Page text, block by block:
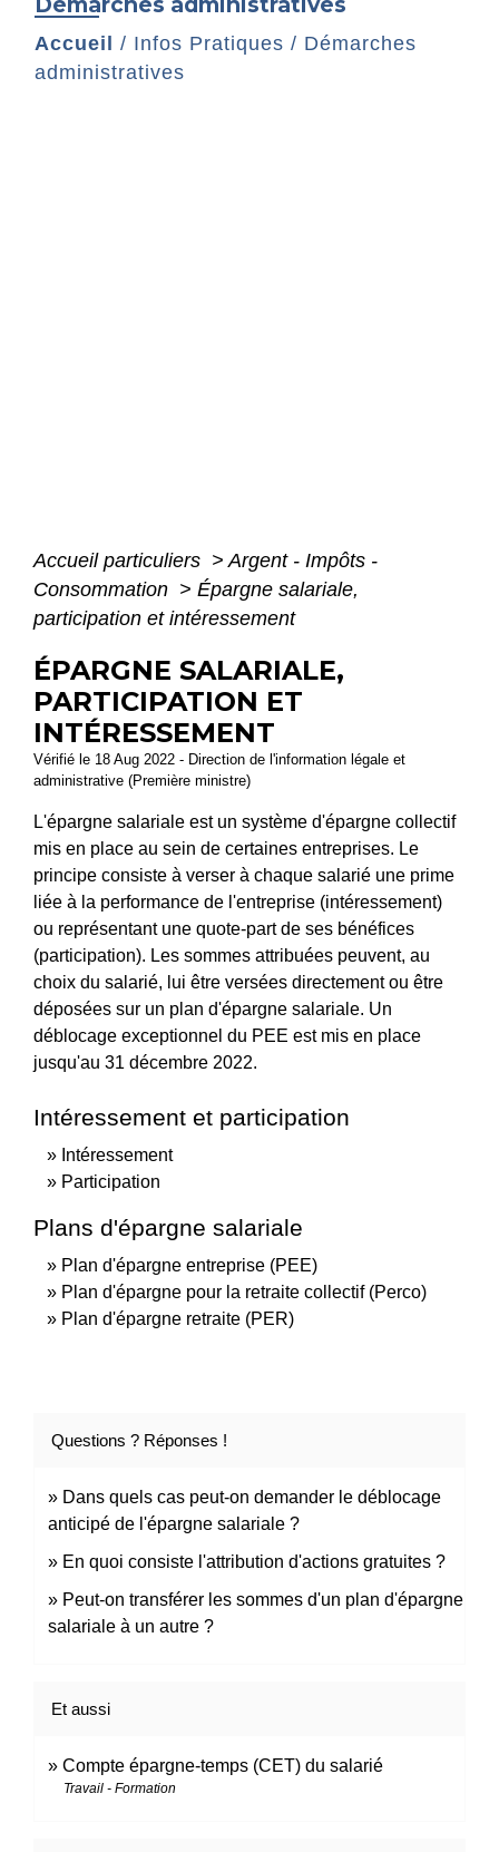
Accueil / Infos Pratiques / Démarches
administratives
Accueil particuliers > Argent - Impôts -
Consommation > Épargne salariale,
participation et intéressement
ÉPARGNE SALARIALE,
PARTICIPATION ET
INTÉRESSEMENT
Vérifié le 18 Aug 2022 - Direction de l'information légale et
administrative (Première ministre)
L'épargne salariale est un système d'épargne collectif
mis en place au sein de certaines entreprises. Le
principe consiste à verser à chaque salarié une prime
liée à la performance de l'entreprise (intéressement)
ou représentant une quote-part de ses bénéfices
(participation). Les sommes attribuées peuvent, au
choix du salarié, lui être versées directement ou être
déposées sur un plan d'épargne salariale. Un
déblocage exceptionnel du PEE est mis en place
jusqu'au 31 décembre 2022.
Intéressement et participation
Intéressement
Participation
Plans d'épargne salariale
Plan d'épargne entreprise (PEE)
Plan d'épargne pour la retraite collectif (Perco)
Plan d'épargne retraite (PER)
Questions ? Réponses !
Dans quels cas peut-on demander le déblocage
anticipé de l'épargne salariale ?
En quoi consiste l'attribution d'actions gratuites ?
Peut-on transférer les sommes d'un plan d'épargne
salariale à un autre ?
Et aussi
Compte épargne-temps (CET) du salarié
Travail - Formation